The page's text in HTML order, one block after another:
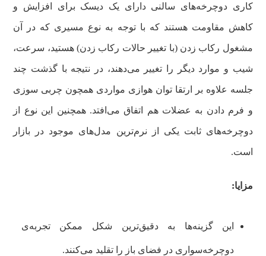
کاری دوچرخه‌های سالنی دارای یک دیسک برای افزایش و
کاهش مقاومت هستند که با توجه به نوع مسیری که در آن
مشغول رکاب زدن (با تغییر حالات رکاب زدن) هستید، سرعت،
شیب و موارد دیگر را تغییر می‌دهند، در نتیجه با گذشت چند
جلسه‌ علاوه بر ارتقا توان هوازی مواردی همچون چربی سوزی
و فرم دادن به عضلات هم اتفاق می‌افتد. همچنین این نوع از
دوچرخه‌های ثابت‌ یکی از نرم‌ترین مدل‌های موجود در بازار
است.
مزایا:
این گزینه‌ها به دقیق‌ترین شکل ممکن تجربه‌ی
دوچرخه‌سواری در فضای باز را تقلید می‌کنند.